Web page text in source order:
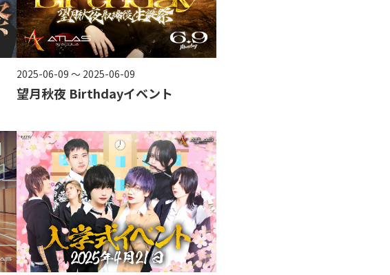
2025-06-09 ～ 2025-06-09
望月秋夜 Birthdayイベント